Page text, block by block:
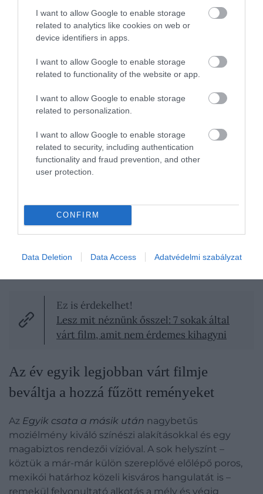
I want to allow Google to enable storage
related to analytics like cookies on web or
device identifiers in apps.
I want to allow Google to enable storage
related to functionality of the website or app.
I want to allow Google to enable storage
related to personalization.
I want to allow Google to enable storage
related to security, including authentication
functionality and fraud prevention, and other
user protection.
CONFIRM
Data Deletion Data Access Adatvédelmi szabályzat
egész világot leigázni. Ugyanakkor nem
bábuk vagy eszközök, sőt: ők a történet
leghatározottabb és legtevékenyebb
Pillanatkép az Egyik csata a másik után c. filmből (2025)
Ez is érdekelhet!
Lesz mit néznünk ősszel: 7 sokak által
várt film, amit nem érdemes kihagyni
Az év egyik legjobban várt filmje
beváltja a hozzá fűzött reményeket
Az Egyik csata a másik után nagybetűs
moziélmény kiváló színészi alakításokkal és egy
magabiztos rendezői vízióval. A sok helyszínt –
köztük a már-már külön szereplővé előlépő poros,
mexikói határhoz közeli kisváros hangulatát is –
remekül felvonultató alkotás a mély és végig